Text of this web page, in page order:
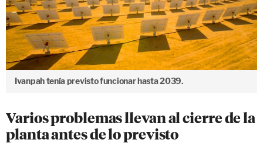
Ivanpah tenía previsto funcionar hasta 2039.
Varios problemas llevan al cierre de la
planta antes de lo previsto